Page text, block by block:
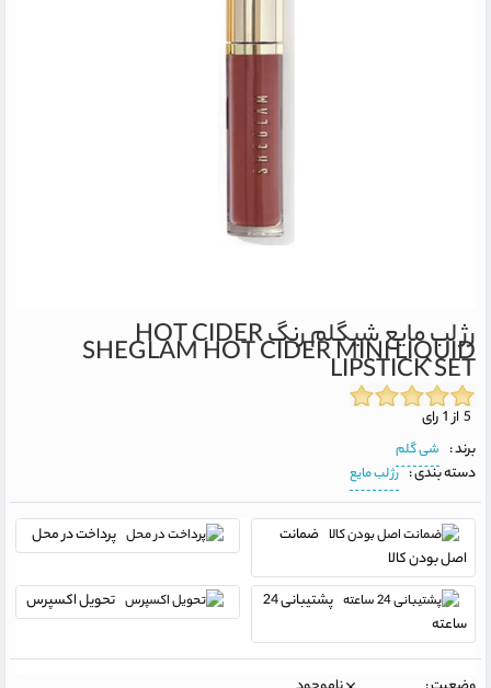
رژ لب مایع شیگلم رنگ HOT CIDER
SHEGLAM HOT CIDER MINI LIQUID
LIPSTICK SET
برند : شی گلم
دسته بندی : رژ لب مایع
ضمانت
اصل بودن کالا
پرداخت در محل
پشتیبانی 24
ساعته
تحویل اکسپرس